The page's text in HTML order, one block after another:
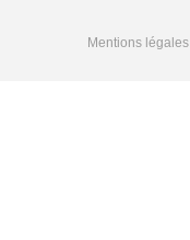
Mentions légales